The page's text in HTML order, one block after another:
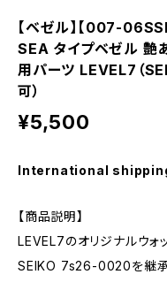
【ベゼル】【007-
SEA タイプベゼル 艶
用パーツ LEVEL7（
可）
¥5,500
International
【商品説明】
LEVEL7のオリジナルウォ
SEIKO 7s26-0020を継